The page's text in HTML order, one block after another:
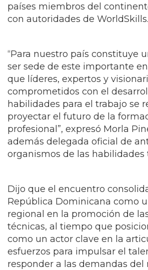
países miembros del
con autoridades de WorldSkills.
“Para nuestro país constituye
ser sede de este importante
que líderes, expertos y
comprometidos con el
habilidades para el trabajo se
proyectar el futuro de la
profesional”, expresó Morla
además delegada oficial de
organismos de las habilidades
Dijo que el encuentro
República Dominicana como
regional en la promoción de
técnicas, al tiempo que
como un actor clave en la
esfuerzos para impulsar el
responder a las demandas del